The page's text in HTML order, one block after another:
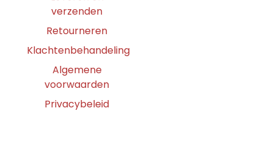
verzenden
Retourneren
Klachtenbehandeling
Algemene
voorwaarden
Privacybeleid